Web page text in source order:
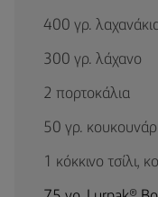
Cyprus
(Greek)
400 γρ.
300 γρ. λάχανο
2 πορτοκάλια
50 γρ.
1 κόκκινο τσίλι,